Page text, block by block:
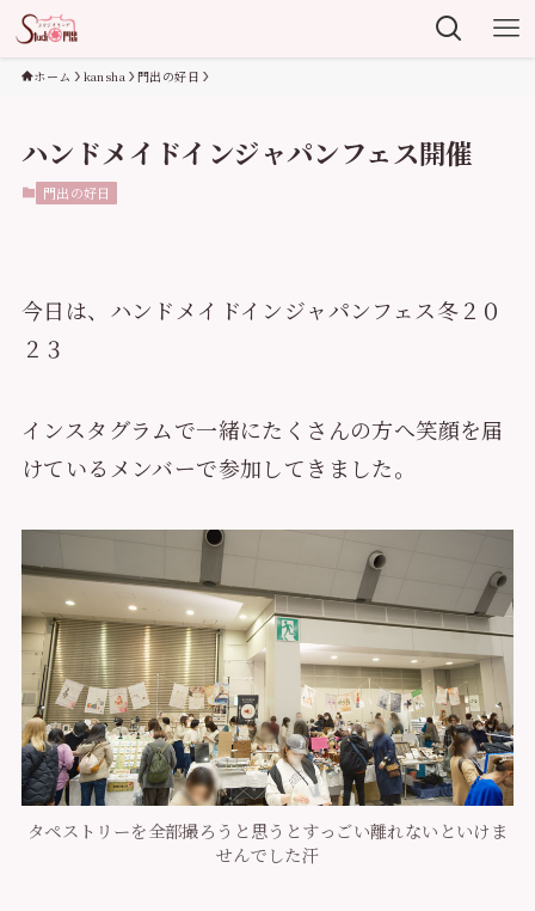
ホーム kansha 門出の好日
ハンドメイドインジャパンフェス開催
門出の好日
今日は、ハンドメイドインジャパンフェス冬２０
２３
インスタグラムで一緒にたくさんの方へ笑顔を届
けているメンバーで参加してきました。
タペストリーを全部撮ろうと思うとすっごい離れないといけま
せんでした汗